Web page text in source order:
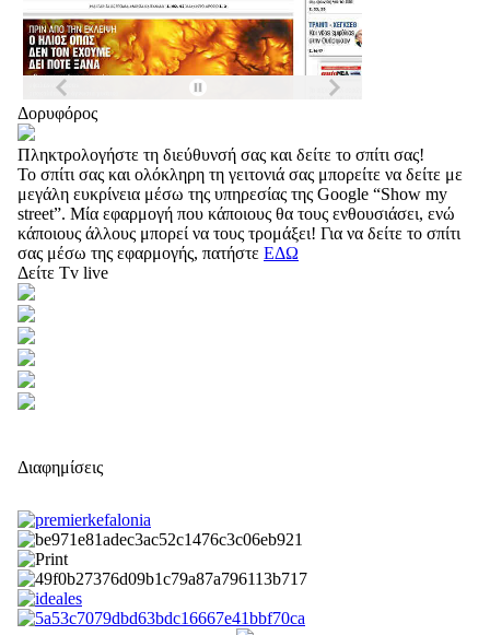
Δορυφόρος
Πληκτρολογήστε τη διεύθυνσή σας και δείτε το σπίτι σας!
Το σπίτι σας και ολόκληρη τη γειτονιά σας μπορείτε να δείτε με
μεγάλη ευκρίνεια μέσω της υπηρεσίας της Google “Show my
street”. Μία εφαρμογή που κάποιους θα τους ενθουσιάσει, ενώ
κάποιους άλλους μπορεί να τους τρομάξει! Για να δείτε το σπίτι
σας μέσω της εφαρμογής, πατήστε ΕΔΩ
Δείτε Tv live
Διαφημίσεις